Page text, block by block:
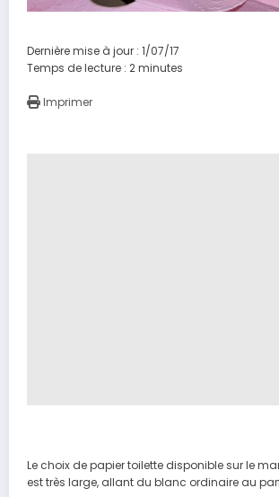
Dernière mise à jour : 1/07/17
Temps de lecture : 2minutes
Imprimer
Le choix de papier toilette disponible sur le
est très large, allant du blanc ordinaire au